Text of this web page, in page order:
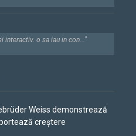
interactiv. o sa iau in con..."
Weiss demonstrează
creștere